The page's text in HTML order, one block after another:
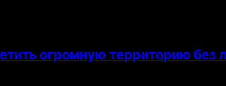
огромную территорию без